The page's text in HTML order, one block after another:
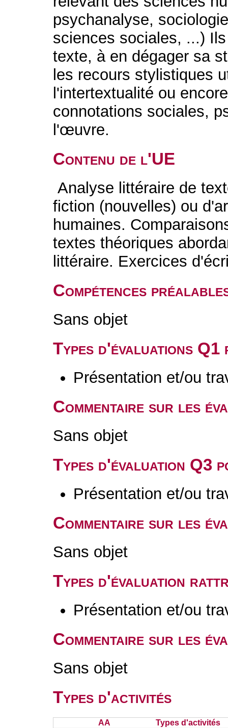
psychanalyse,
sciences sociales, ...)
texte, à en dégager sa
les recours stylistiques
l'intertextualité ou
connotations sociales,
l'œuvre.
Contenu de l'UE
Analyse littéraire de
fiction (nouvelles) ou
humaines.
textes théoriques
littéraire. Exercices
Compétences
Sans objet
Types d'évaluations
Présentation et/ou
Commentaire sur les
Sans objet
Types d'évaluation Q3
Présentation et/ou
Commentaire sur les
Sans objet
Types d'évaluation
Présentation et/ou
Commentaire sur les
Sans objet
Types d'activités
AA Types d'activités